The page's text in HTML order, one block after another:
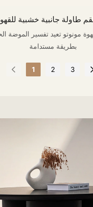
مونوتو تعيد تفسير الموضة
بطريقة مستدامة
1 2 3